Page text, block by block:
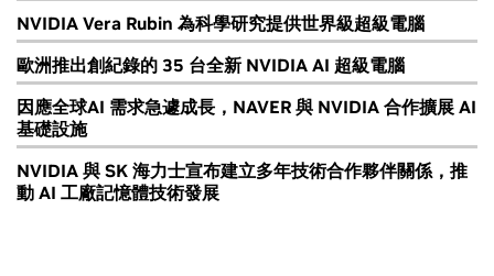
NVIDIA Vera Rubin 為科學研究提供世界級超級電腦
歐洲推出創紀錄的 35 台全新 NVIDIA AI 超級電腦
因應全球AI 需求急遽成長，NAVER 與 NVIDIA 合作擴展 AI
基礎設施
NVIDIA 與 SK 海力士宣布建立多年技術合作夥伴關係，推
動 AI 工廠記憶體技術發展